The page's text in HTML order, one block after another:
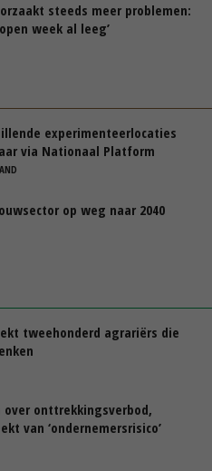
steeds meer problemen:
week al leeg’
experimenteerlocaties
via Nationaal Platform
op weg naar 2040
tweehonderd agrariërs die
over onttrekkingsverbod,
van ‘ondernemersrisico’